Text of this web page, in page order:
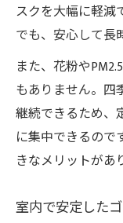
スクを大幅に軽減
でも、安心して長
また、花粉や
もありません。四
継続できるため、
に集中できるので
きなメリットがあ
室内で安定した